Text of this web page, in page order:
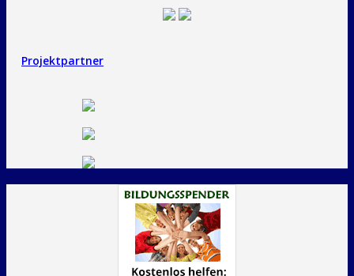
Projektpartner